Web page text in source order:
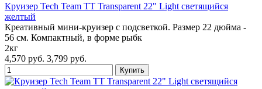
Круизер Tech Team TT Transparent 22" Light светящийся
желтый
Креативный мини-круизер с подсветкой. Размер 22 дюйма -
56 см. Компактный, в форме рыбк
2кг
4,570 руб. 3,799 руб.